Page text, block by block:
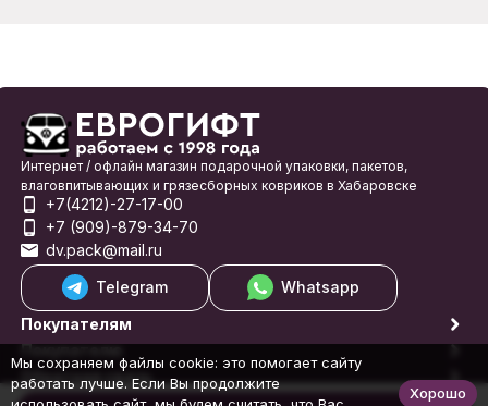
Интернет / офлайн магазин подарочной упаковки, пакетов,
влаговпитывающих и грязесборных ковриков в Хабаровске
+7(4212)-27-17-00
+7 (909)-879-34-70
dv.pack@mail.ru
Telegram
Whatsapp
Покупателям
Покупателю
Обратная связь
© 1998-2026 Еврогифт
Мы сохраняем файлы cookie: это помогает сайту
работать лучше. Если Вы продолжите
Хорошо